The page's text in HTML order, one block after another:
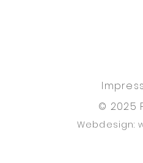
© 2025
Webdesign: